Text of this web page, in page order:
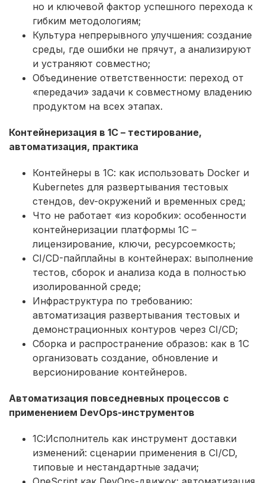
но и ключевой фактор успешного перехода к
гибким методологиям;
Культура непрерывного улучшения: создание
среды, где ошибки не прячут, а анализируют
и устраняют совместно;
Объединение ответственности: переход от
«передачи» задачи к совместному владению
продуктом на всех этапах.
Контейнеризация в 1С – тестирование,
автоматизация, практика
Контейнеры в 1С: как использовать Docker и
Kubernetes для развертывания тестовых
стендов, dev-окружений и временных сред;
Что не работает «из коробки»: особенности
контейнеризации платформы 1С –
лицензирование, ключи, ресурсоемкость;
CI/CD-пайплайны в контейнерах: выполнение
тестов, сборок и анализа кода в полностью
изолированной среде;
Инфраструктура по требованию:
автоматизация развертывания тестовых и
демонстрационных контуров через CI/CD;
Сборка и распространение образов: как в 1С
организовать создание, обновление и
версионирование контейнеров.
Автоматизация повседневных процессов с
применением DevOps-инструментов
1С:Исполнитель как инструмент доставки
изменений: сценарии применения в CI/CD,
типовые и нестандартные задачи;